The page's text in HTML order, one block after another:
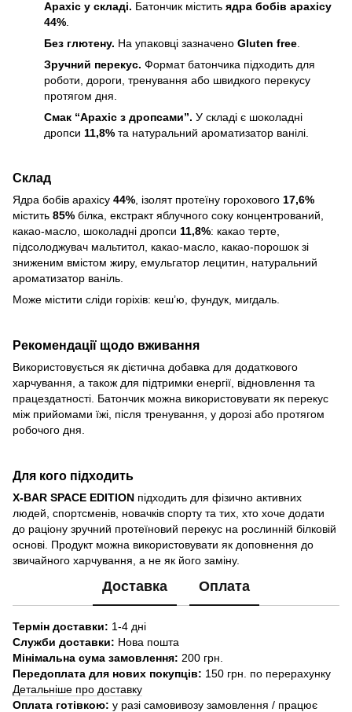
Арахіс у складі. Батончик містить ядра бобів арахісу
44%
Без глютену. На упаковці зазначено Gluten free
Зручний перекус. Формат батончика підходить для
роботи, дороги, тренування або швидкого перекусу
протягом дня.
Смак “Арахіс з дропсами”. У складі є шоколадні
дропси 11,8% та натуральний ароматизатор ванілі.
Склад
Ядра бобів арахісу 44%, ізолят протеїну горохового 17,6%
містить 85% білка, екстракт яблучного соку концентрований,
какао-масло, шоколадні дропси 11,8%: какао терте,
підсолоджувач мальтитол, какао-масло, какао-порошок зі
зниженим вмістом жиру, емульгатор лецитин, натуральний
ароматизатор ваніль.
Може містити сліди горіхів: кеш’ю, фундук, мигдаль.
Рекомендації щодо вживання
Використовується як дієтична добавка для додаткового
харчування, а також для підтримки енергії, відновлення та
працездатності. Батончик можна використовувати як перекус
між прийомами їжі, після тренування, у дорозі або протягом
робочого дня.
Для кого підходить
X-BAR SPACE EDITION підходить для фізично активних
людей, спортсменів, новачків спорту та тих, хто хоче додати
до раціону зручний протеїновий перекус на рослинній білковій
основі. Продукт можна використовувати як доповнення до
звичайного харчування, а не як його заміну.
Доставка Оплата
Термін доставки: 1-4 дні
Служби доставки: Нова пошта
Мінімальна сума замовлення: 200 грн.
Передоплата для нових покупців: 150 грн. по перерахунку
Детальніше про доставку
Оплата готівкою: у разі самовивозу замовлення / працює